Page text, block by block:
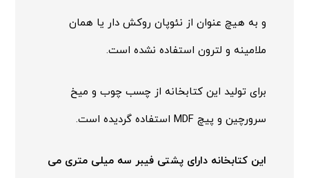
و به هیچ عنوان از نئوپان روکش دار یا همان
ملامینه و لترون استفاده نشده است.
برای تولید این کتابخانه از چسب چوب و میخ
سرورچین و پیچ MDF استفاده گردیده است.
این کتابخانه دارای پشتی فیبر سه میلی متری می